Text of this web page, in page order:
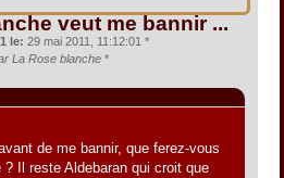
veut me bannir ...
le: 29 mai 2011, 11:12:01 *
La Rose blanche *
de me bannir, que ferez-vous
Il reste Aldebaran qui croit que